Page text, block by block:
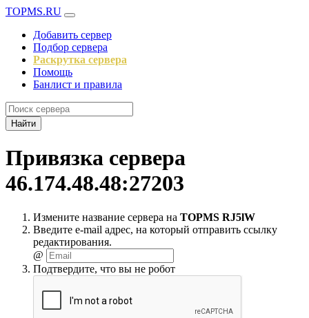
TOPMS.RU
Добавить сервер
Подбор сервера
Раскрутка сервера
Помощь
Банлист и правила
Найти
Привязка сервера
46.174.48.48:27203
Измените название сервера на TOPMS RJ5lW
Введите e-mail адрес, на который отправить ссылку
редактирования.
@
Подтвердите, что вы не робот